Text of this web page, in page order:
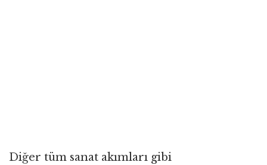
Diğer tüm sanat akımları gibi